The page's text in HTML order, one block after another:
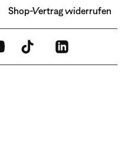
Shop-Vertrag widerrufen